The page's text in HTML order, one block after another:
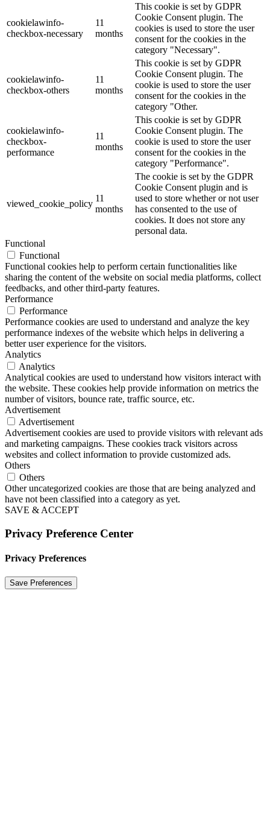
cookielawinfo-
checkbox-necessary
11
months
This cookie is set by GDPR
Cookie Consent plugin. The
cookies is used to store the user
consent for the cookies in the
category "Necessary".
cookielawinfo-
checkbox-others
11
months
This cookie is set by GDPR
Cookie Consent plugin. The
cookie is used to store the user
consent for the cookies in the
category "Other.
cookielawinfo-
checkbox-
performance
11
months
This cookie is set by GDPR
Cookie Consent plugin. The
cookie is used to store the user
consent for the cookies in the
category "Performance".
viewed_cookie_policy
11
months
The cookie is set by the GDPR
Cookie Consent plugin and is
used to store whether or not user
has consented to the use of
cookies. It does not store any
personal data.
Functional
Functional
Functional cookies help to perform certain functionalities like
sharing the content of the website on social media platforms, collect
feedbacks, and other third-party features.
Performance
Performance
Performance cookies are used to understand and analyze the key
performance indexes of the website which helps in delivering a
better user experience for the visitors.
Analytics
Analytics
Analytical cookies are used to understand how visitors interact with
the website. These cookies help provide information on metrics the
number of visitors, bounce rate, traffic source, etc.
Advertisement
Advertisement
Advertisement cookies are used to provide visitors with relevant ads
and marketing campaigns. These cookies track visitors across
websites and collect information to provide customized ads.
Others
Others
Other uncategorized cookies are those that are being analyzed and
have not been classified into a category as yet.
SAVE & ACCEPT
Privacy Preference Center
Privacy Preferences